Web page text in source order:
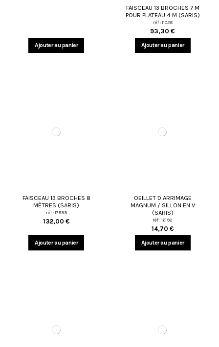
Ajouter au panier
FAISCEAU 13 BROCHES 7 M
POUR PLATEAU 4 M (SARIS)
réf : 11028
93,30 €
Ajouter au panier
FAISCEAU 13 BROCHES 8
MÈTRES (SARIS)
réf : 17599
132,00 €
Ajouter au panier
OEILLET D ARRIMAGE
MAGNUM / SILLON EN V
(SARIS)
réf : 16192
14,70 €
Ajouter au panier